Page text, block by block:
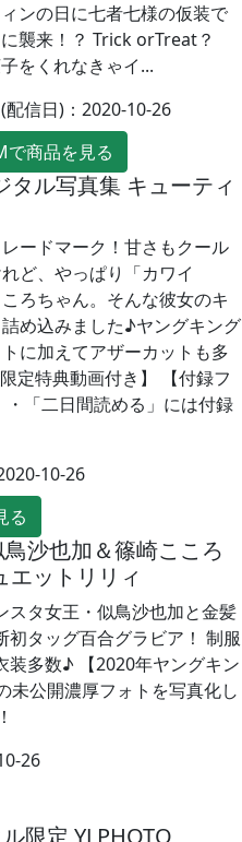
ンの日に七者七様の仮装で
襲来！？ Trick orTreat？
子をくれなきゃイ...
配信日)：2020-10-26
で商品を見る
タル写真集 キューティ
ードマーク！甘さもクール
ど、やっぱり「カワイ
ろちゃん。そんな彼女のキ
め込みました♪ヤングキング
に加えてアザーカットも多
定特典動画付き】 【付録フ
・「二日間読める」には付録
10-26
る
沙也加＆篠崎こころ
エットリリィ
スタ女王・似鳥沙也加と金髪
初タッグ百合グラビア！ 制服
装多数♪ 【2020年ヤングキン
未公開濃厚フォトを写真化し
26
ル限定 YJ PHOTO